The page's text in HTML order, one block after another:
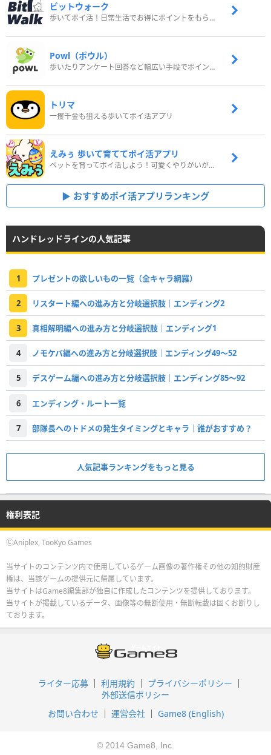
ビットウォーク
歩いてポイ活！日常生活でお得にポイントをもらおう
Powl（ポウル）
歩いたりアンケート回答など幅広い手段でポイントをゲット
トリマ
一攫千金も狙える歩いてポイ活アプリ
えみぅ 歩いて育ててポイ活アプリ
ペットを育ってポイ活しよう！可愛くやりがいがある新感覚アプリ
おすすめポイ活アプリランキング
ハンドレッドラインの人気記事
1 プレゼントの欲しいもの一覧（全キャラ網羅）
2 リスタート編への進み方と分岐選択肢｜エンディング2
3 真相解明編への進み方と分岐選択肢｜エンディング1
4 ノモケバ編への進み方と分岐選択肢｜エンディング49～52
5 デスゲーム編への進み方と分岐選択肢｜エンディング85～92
6 エンディング・ルート一覧
7 部隊長へのトドメの発生タイミングとキャラ｜誰がおすすめ？
人気記事ランキングをもっと見る
権利表記
ⒸAniplex, TooKyo Games
当サイトのコンテンツ内で使用しているゲーム画像の著作権その他の知的財産
権は、当該ゲームの提供元に帰属しています。
当サイトはGame8編集部が独自に作成したコンテンツを提供しております。
当サイトが掲載しているデータ、画像等の無断使用・無断転載は固くお断りし
ております。
ライター応募 利用規約
プライバシーポリシー
外部送信ポリシー
お問い合わせ
運営会社 Game8 (English)
© 2014 Game8, Inc.